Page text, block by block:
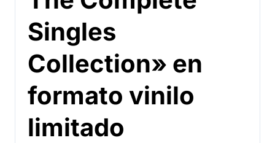
Singles
Collection» en
formato vinilo
limitado